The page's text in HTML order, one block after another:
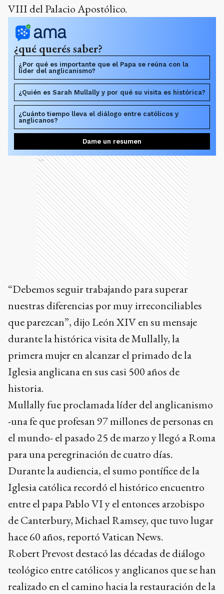
VIII del Palacio Apostólico.
¿qué querés saber?
¿Por qué es importante que el Papa se reúna con la
líder del anglicanismo?
¿Quién es Sarah Mullally y por qué su visita es histórica?
¿Cuánto tiempo lleva el diálogo entre católicos y
anglicanos?
Dame un resumen
Ads
“Debemos seguir trabajando para superar
nuestras diferencias por muy irreconciliables
que parezcan”, dijo León XIV en su mensaje
durante la histórica visita de Mullally, la
primera mujer en alcanzar el primado de la
Iglesia anglicana en sus casi 500 años de
historia.
Mullally fue proclamada líder del anglicanismo
-una fe que profesan 97 millones de personas en
el mundo- el pasado 25 de marzo y llegó a Roma
para una peregrinación de cuatro días.
Durante la audiencia, el sumo pontífice de la
Iglesia católica recordó el histórico encuentro
entre el papa Pablo VI y el entonces arzobispo
de Canterbury, Michael Ramsey, que tuvo lugar
hace 60 años, reportó Vatican News.
Robert Prevost destacó las décadas de diálogo
teológico entre católicos y anglicanos que se han
realizado en el camino hacia la restauración de la